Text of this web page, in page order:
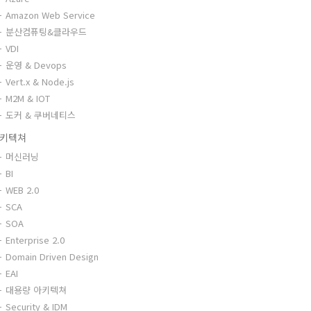
Amazon Web Service
분산컴퓨팅&클라우드
VDI
운영 & Devops
Vert.x & Node.js
M2M & IOT
도커 & 쿠버네티스
텍쳐
머신러닝
BI
WEB 2.0
SCA
SOA
Enterprise 2.0
Domain Driven Design
EAI
대용량 아키텍쳐
Security & IDM